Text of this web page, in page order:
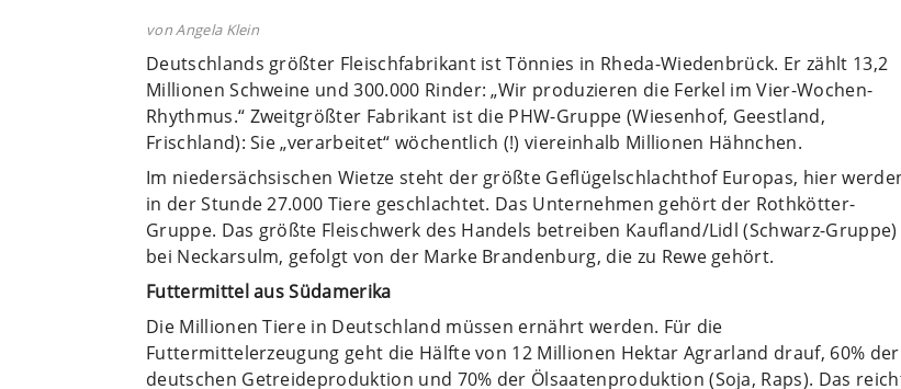
von Angela Klein
Deutschlands größter Fleischfabrikant ist Tönnies in Rheda-Wiedenbrück. Er zählt 13,2
Millionen Schweine und 300.000 Rinder: „Wir produzieren die Ferkel im Vier-Wochen-
Rhythmus.“ Zweitgrößter Fabrikant ist die PHW-Gruppe (Wiesenhof, Geestland,
Frischland): Sie „verarbeitet“ wöchentlich (!) viereinhalb Millionen Hähnchen.
Im niedersächsischen Wietze steht der größte Geflügelschlachthof Europas, hier
in der Stunde 27.000 Tiere geschlachtet. Das Unternehmen gehört der Rothkötter-
Gruppe. Das größte Fleischwerk des Handels betreiben Kaufland/Lidl (Schwarz-Gruppe)
bei Neckarsulm, gefolgt von der Marke Brandenburg, die zu Rewe gehört.
Futtermittel aus Südamerika
Die Millionen Tiere in Deutschland müssen ernährt werden. Für die
Futtermittelerzeugung geht die Hälfte von 12 Millionen Hektar Agrarland drauf, 60% der
deutschen Getreideproduktion und 70% der Ölsaatenproduktion (Soja, Raps). Das